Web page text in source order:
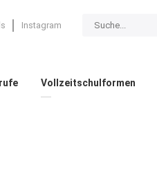
Instagram
Vollzeitschulformen